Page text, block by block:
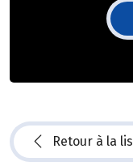
Retour à la